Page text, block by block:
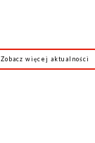
Zobacz więcej aktualności